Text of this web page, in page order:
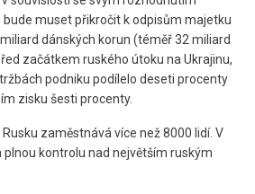
bude muset přikročit k odpisům majetku
dánských korun (téměř 32 miliard
začátkem ruského útoku na Ukrajinu,
podniku podílelo deseti procenty
zisku šesti procenty.
zaměstnává více než 8000 lidí. V
kontrolu nad největším ruským